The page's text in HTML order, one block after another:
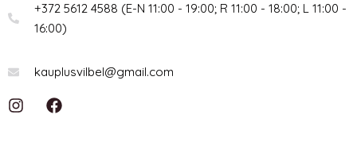
+372 5612 4588 (E-N 11:00 - 19:00; R 11:00 - 18:00; L 11:00 -
16:00)
kauplusvilbel@gmail.com
I
F
a